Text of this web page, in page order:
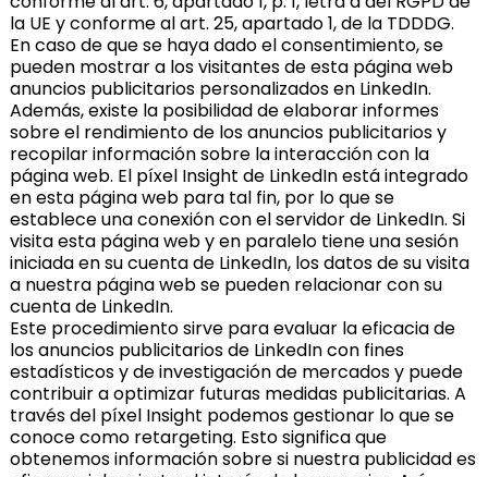
la UE y conforme al art. 25, apartado 1, de la TDDDG.
En caso de que se haya dado el consentimiento, se
pueden mostrar a los visitantes de esta página web
anuncios publicitarios personalizados en LinkedIn.
Además, existe la posibilidad de elaborar informes
sobre el rendimiento de los anuncios publicitarios y
recopilar información sobre la interacción con la
página web. El píxel Insight de LinkedIn está integrado
en esta página web para tal fin, por lo que se
establece una conexión con el servidor de LinkedIn. Si
visita esta página web y en paralelo tiene una sesión
iniciada en su cuenta de LinkedIn, los datos de su visita
a nuestra página web se pueden relacionar con su
cuenta de LinkedIn.
Este procedimiento sirve para evaluar la eficacia de
los anuncios publicitarios de LinkedIn con fines
estadísticos y de investigación de mercados y puede
contribuir a optimizar futuras medidas publicitarias. A
través del píxel Insight podemos gestionar lo que se
conoce como retargeting. Esto significa que
obtenemos información sobre si nuestra publicidad es